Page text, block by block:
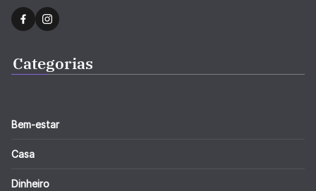
Categorias
Bem-estar
Casa
Dinheiro